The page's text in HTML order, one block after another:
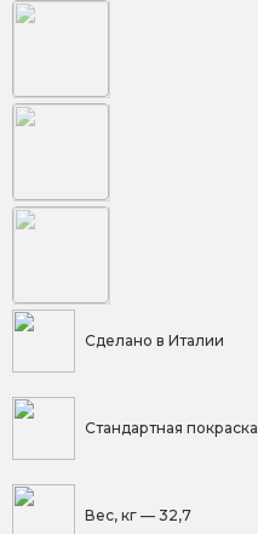
Сделано в Италии
Стандартная покраска
Вес, кг — 32,7